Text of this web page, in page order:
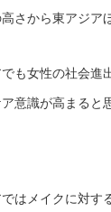
さから東アジア
も女性の社会
意識が高まると
はメイクに対す